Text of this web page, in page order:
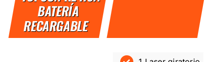
BATERÍA
RECARGABLE